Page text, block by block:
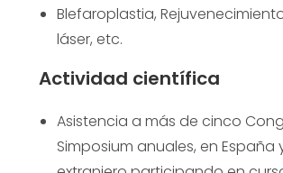
Blefaroplastia,
láser, etc.
Actividad científica
Asistencia a más de cinco
Simposium anuales, en España